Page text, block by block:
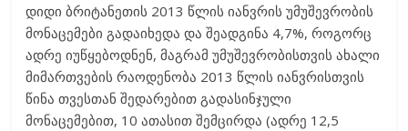
დიდი ბრიტანეთის 2013 წლის იანვრის უმუშევრობის
მონაცემები გადაიხედა და შეადგინა 4,7%, როგორც
ადრე იუწყებოდნენ, მაგრამ უმუშევრობისთვის ახალი
მიმართვების რაოდენობა 2013 წლის იანვრისთვის
წინა თვესთან შედარებით გადასინჯული
მონაცემებით, 10 ათასით შემცირდა (ადრე 12,5